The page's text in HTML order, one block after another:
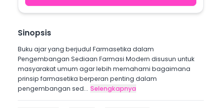
Sinopsis
Buku ajar yang berjudul Farmasetika dalam
Pengembangan Sediaan Farmasi Modern disusun untuk
masyarakat umum agar lebih memahami bagaimana
prinsip farmasetika berperan penting dalam
pengembangan sed... Selengkapnya